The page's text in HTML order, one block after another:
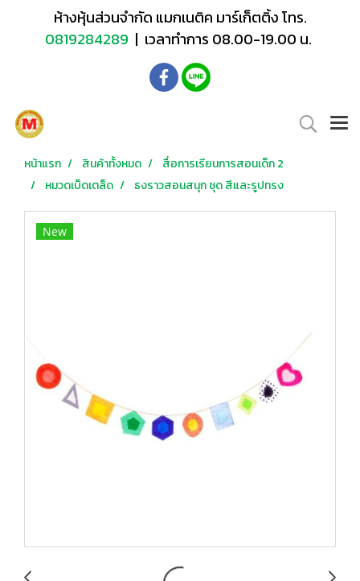
ห้างหุ้นส่วนจำกัด แมกเนติค มาร์เก็ตติ้ง โทร.
0819284289 | เวลาทำการ 08.00-19.00 น.
หน้าแรก สินค้าทั้งหมด
สื่อการเรียนการสอนเด็ก 2
หมวดเบ็ดเตล็ด
ธงราวสอนสนุก ชุด สีและรูปทรง
New